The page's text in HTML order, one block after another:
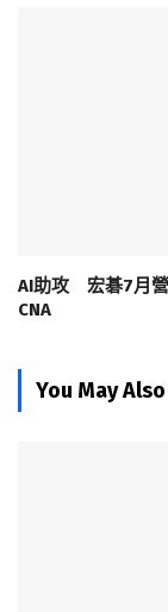
AI助攻 宏碁7月
CNA
You May